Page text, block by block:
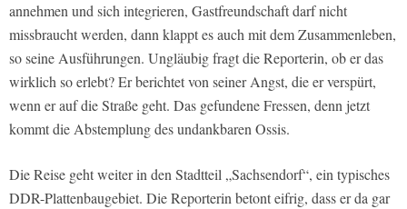
annehmen und sich integrieren, Gastfreundschaft darf nicht
missbraucht werden, dann klappt es auch mit dem Zusammenleben,
so seine Ausführungen. Ungläubig fragt die Reporterin, ob er das
wirklich so erlebt? Er berichtet von seiner Angst, die er verspürt,
wenn er auf die Straße geht. Das gefundene Fressen, denn jetzt
kommt die Abstemplung des undankbaren Ossis.
Die Reise geht weiter in den Stadtteil „Sachsendorf“, ein typisches
DDR-Plattenbaugebiet. Die Reporterin betont eifrig, dass er da gar